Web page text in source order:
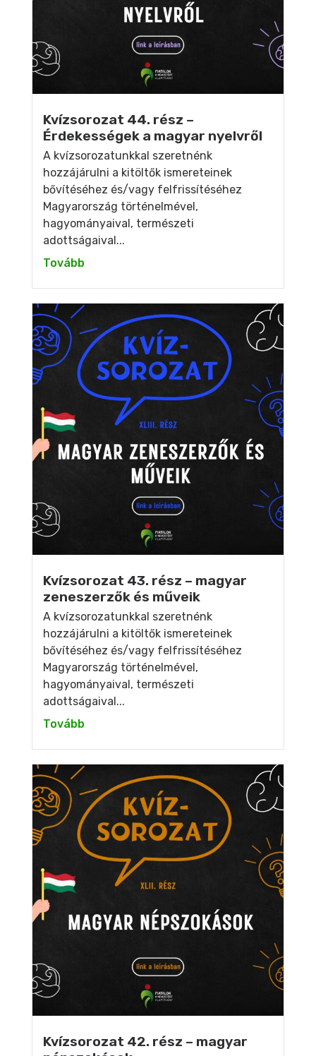
Kvízsorozat 44. rész –
Érdekességek a magyar nyelvről
A kvízsorozatunkkal szeretnénk
hozzájárulni a kitöltők ismereteinek
bővítéséhez és/vagy felfrissítéséhez
Magyarország történelmével,
hagyományaival, természeti
adottságaival...
Tovább
Kvízsorozat 43. rész – magyar
zeneszerzők és műveik
A kvízsorozatunkkal szeretnénk
hozzájárulni a kitöltők ismereteinek
bővítéséhez és/vagy felfrissítéséhez
Magyarország történelmével,
hagyományaival, természeti
adottságaival...
Tovább
Kvízsorozat 42. rész – magyar